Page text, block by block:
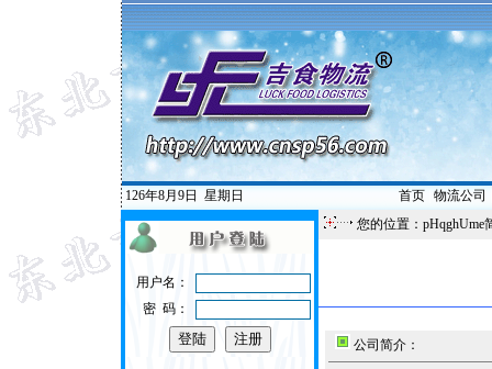
126年8月9日 星期日 首页| 物流公司
用户名：
密 码：
您的位置：pHqghUme
公司简介：